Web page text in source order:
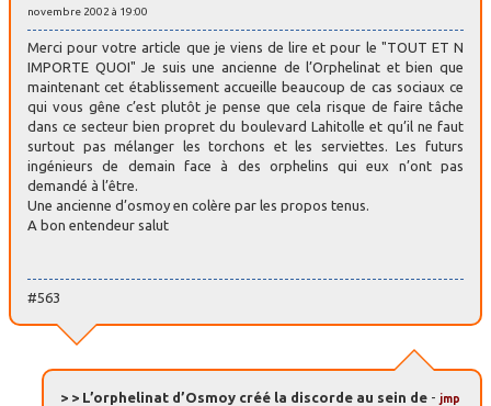
novembre 2002 à 19:00
Merci pour votre article que je viens de lire et pour le "TOUT ET N
IMPORTE QUOI" Je suis une ancienne de l’Orphelinat et bien que
maintenant cet établissement accueille beaucoup de cas sociaux ce
qui vous gêne c’est plutôt je pense que cela risque de faire tâche
dans ce secteur bien propret du boulevard Lahitolle et qu’il ne faut
surtout pas mélanger les torchons et les serviettes. Les futurs
ingénieurs de demain face à des orphelins qui eux n’ont pas
demandé à l’être.
Une ancienne d’osmoy en colère par les propos tenus.
A bon entendeur salut
#563
> > L’orphelinat d’Osmoy créé la discorde au sein de - jmp